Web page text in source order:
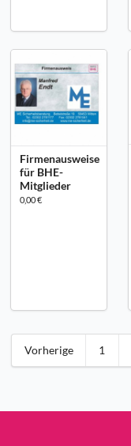
Firmenausweise
für BHE-
Mitglieder
0,00 €
Vorherige 1